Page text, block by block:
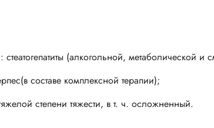
(алкогольной, метаболической и
составе комплексной терапии);
степени тяжести, в т. ч. осложненный.